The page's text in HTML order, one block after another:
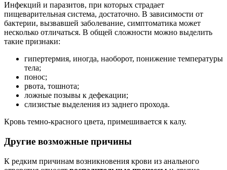
Инфекций и паразитов, при которых страдает
пищеварительная система, достаточно. В зависимости от
бактерии, вызвавшей заболевание, симптоматика может
несколько отличаться. В общей сложности можно выделить
такие признаки:
гипертермия, иногда, наоборот, понижение температуры
тела;
понос;
рвота, тошнота;
ложные позывы к дефекации;
слизистые выделения из заднего прохода.
Кровь темно-красного цвета, примешивается к калу.
Другие возможные причины
К редким причинам возникновения крови из анального